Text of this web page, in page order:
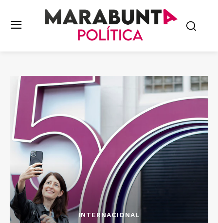
INTERNACIONAL